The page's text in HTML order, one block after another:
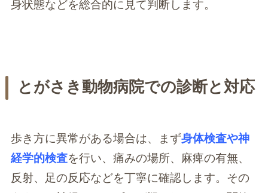
身状態などを総合的に見て判断します。
とがさき動物病院での診断と対応
歩き方に異常がある場合は、まず身体検査や神
経学的検査を行い、痛みの場所、麻痺の有無、
反射、足の反応などを丁寧に確認します。その